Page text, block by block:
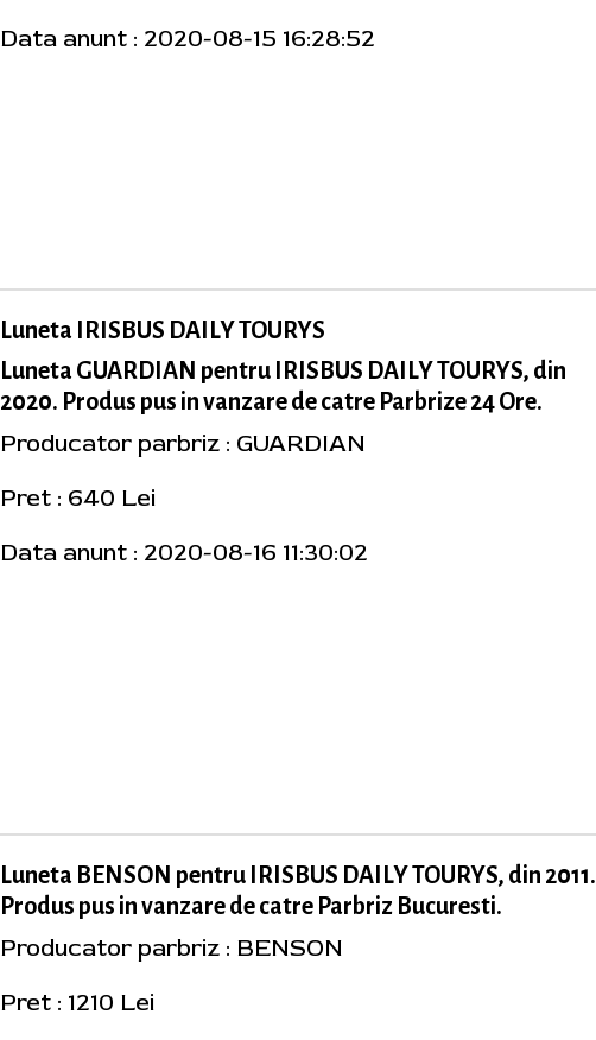
Data anunt : 2020-08-15 16:28:52
Luneta IRISBUS DAILY TOURYS
Luneta GUARDIAN pentru IRISBUS DAILY TOURYS, din
2020. Produs pus in vanzare de catre Parbrize 24 Ore.
Producator parbriz : GUARDIAN
Pret : 640 Lei
Data anunt : 2020-08-16 11:30:02
Luneta BENSON pentru IRISBUS DAILY TOURYS, din 2011.
Produs pus in vanzare de catre Parbriz Bucuresti.
Producator parbriz : BENSON
Pret : 1210 Lei